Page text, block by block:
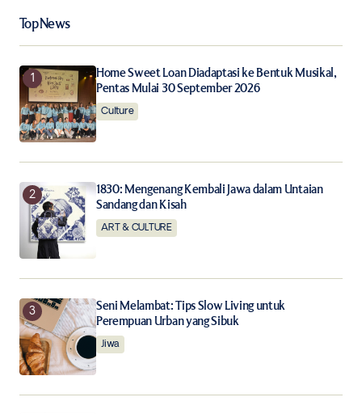
Your Name
Your E-mail*
Save my name, email, and website in this browser for
the next time I comment.
Notify me of new posts by email.
Submit Comment
Top News
Home Sweet Loan Diadaptasi ke Bentuk Musikal,
Pentas Mulai 30 September 2026
Culture
1830: Mengenang Kembali Jawa dalam Untaian
Sandang dan Kisah
ART & CULTURE
Seni Melambat: Tips Slow Living untuk
Perempuan Urban yang Sibuk
Jiwa